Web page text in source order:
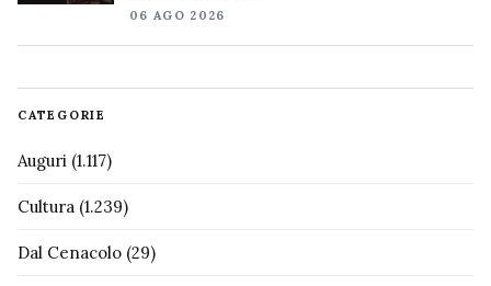
06 AGO 2026
CATEGORIE
Auguri (1.117)
Cultura (1.239)
Dal Cenacolo (29)